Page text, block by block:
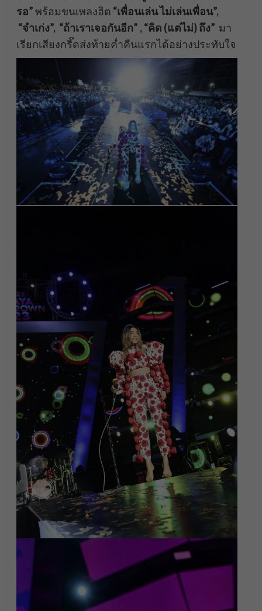
รอ”พร้อมขนเพลงฮิต “เพื่อนเล่น ไม่เล่นเพื่อน”,
“จำเก่ง”, “ถ้าเราเจอกันอีก” , “คิด (แต่ไม่) ถึง” มา
เรียกเสียงกรี๊ดส่งท้ายค่ำคืนแรกได้อย่างประทับใจ